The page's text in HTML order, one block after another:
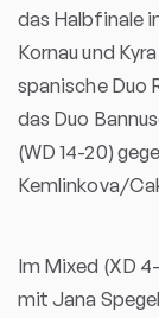
das Halbfinale
Kornau und
spanische Duo
das Duo
(WD 14-20)
Kemlinkova/
Im Mixed (XD
mit Jana